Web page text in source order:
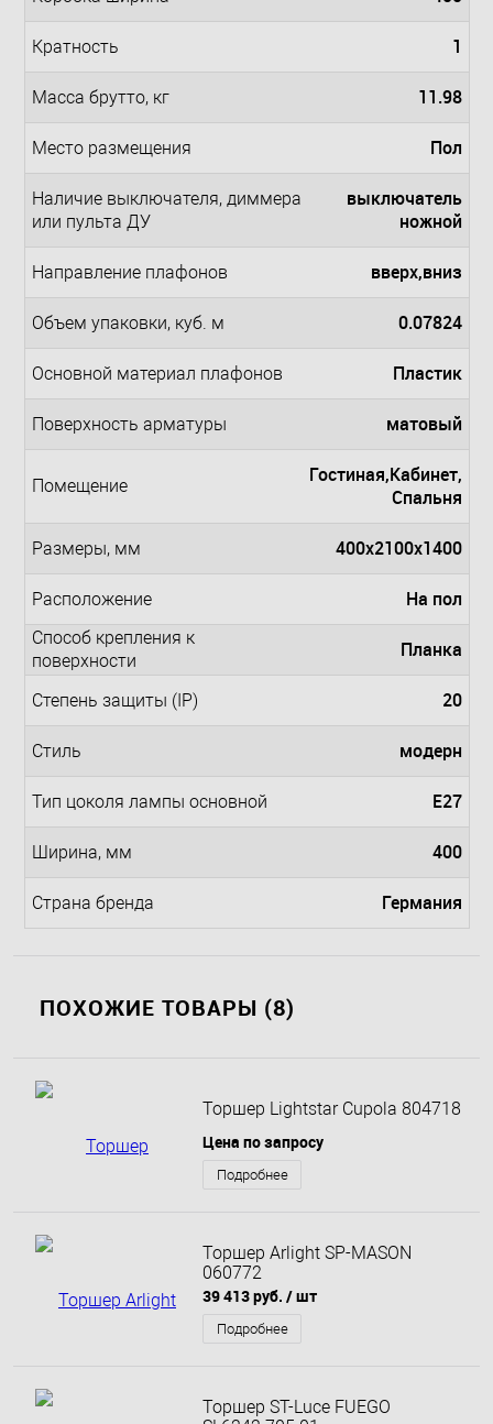
Кратность 1
Масса брутто, кг 11.98
Место размещения Пол
Наличие выключателя, диммера
или пульта ДУ
выключатель
ножной
Направление плафонов вверх,вниз
Объем упаковки, куб. м 0.07824
Основной материал плафонов Пластик
Поверхность арматуры матовый
Помещение
Гостиная,Кабинет,
Спальня
Размеры, мм 400x2100x1400
Расположение На пол
Способ крепления к
поверхности
Планка
Степень защиты (IP) 20
Стиль модерн
Тип цоколя лампы основной E27
Ширина, мм 400
Страна бренда Германия
ПОХОЖИЕ ТОВАРЫ (8)
Торшер Lightstar Cupola 804718
Цена по запросу
Подробнее
Торшер Arlight SP-MASON
060772
39 413 руб. / шт
Подробнее
Торшер ST-Luce FUEGO